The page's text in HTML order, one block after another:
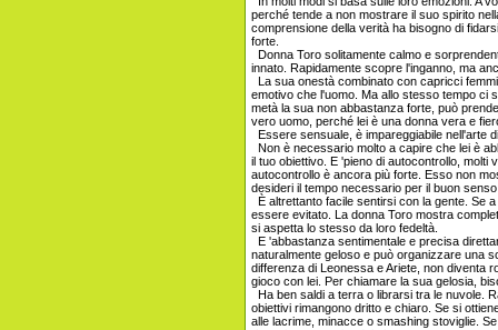
perché tende a non mostrare il suo spirito
comprensione della verità ha bisogno di
forte.
Donna Toro solitamente calmo e
innato. Rapidamente scopre l'inganno, ma
La sua onestà combinato con capricci
emotivo che l'uomo. Ma allo stesso tempo ci
metà la sua non abbastanza forte, può
vero uomo, perché lei è una donna vera e
Essere sensuale, è impareggiabile nell'arte
Non è necessario molto a capire che lei è
il tuo obiettivo. E 'pieno di autocontrollo,
autocontrollo è ancora più forte. Esso non
desideri il tempo necessario per il buon
È altrettanto facile sentirsi con la gente. Se
essere evitato. La donna Toro mostra
si aspetta lo stesso da loro fedeltà.
E 'abbastanza sentimentale e precisa
naturalmente geloso e può organizzare una
differenza di Leonessa e Ariete, non diventa
gioco con lei. Per chiamare la sua gelosia,
Ha ben saldi a terra o librarsi tra le nuvole.
obiettivi rimangono dritto e chiaro. Se si
alle lacrime, minacce o smashing stoviglie.